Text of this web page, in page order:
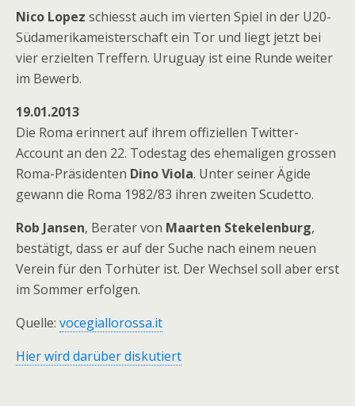
Nico Lopez schiesst auch im vierten Spiel in der U20-
Südamerikameisterschaft ein Tor und liegt jetzt bei
vier erzielten Treffern. Uruguay ist eine Runde weiter
im Bewerb.
19.01.2013
Die Roma erinnert auf ihrem offiziellen Twitter-
Account an den 22. Todestag des ehemaligen grossen
Roma-Präsidenten Dino Viola. Unter seiner Ägide
gewann die Roma 1982/83 ihren zweiten Scudetto.
Rob Jansen, Berater von Maarten Stekelenburg,
bestätigt, dass er auf der Suche nach einem neuen
Verein für den Torhüter ist. Der Wechsel soll aber erst
im Sommer erfolgen.
Quelle: vocegiallorossa.it
Hier wird darüber diskutiert